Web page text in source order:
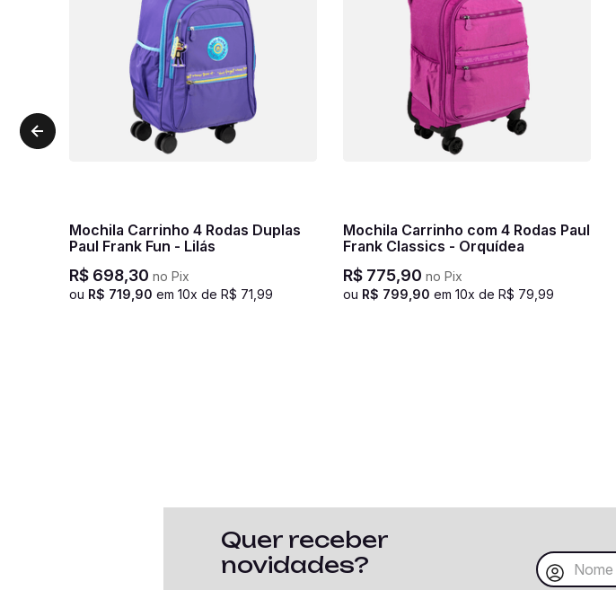
Mochila Carrinho 4 Rodas Duplas
Paul Frank Fun - Lilás
R$ 698,30 no Pix
ou R$ 719,90 em 10x de R$ 71,99
Mochila Carrinho com 4 Rodas Paul
Frank Classics - Orquídea
R$ 775,90 no Pix
ou R$ 799,90 em 10x de R$ 79,99
Quer receber
novidades?